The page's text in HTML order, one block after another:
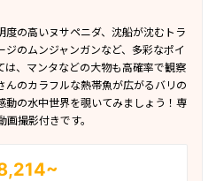
度の高いヌサペニダ、沈船が沈むトラ
ジのムンジャンガンなど、多彩なポイ
は、マンタなどの大物も高確率で観察
んのカラフルな熱帯魚が広がるバリの
動の水中世界を覗いてみましょう！専
撮影付きです。